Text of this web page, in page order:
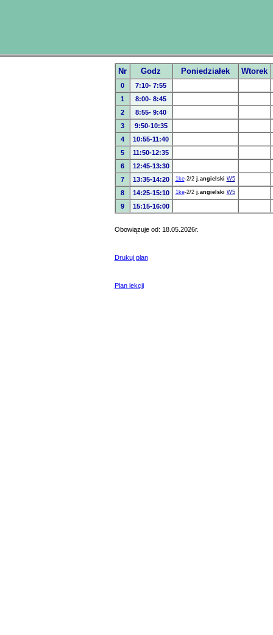
Nr Godz Poniedziałek Wtorek
0
7:10- 7:55
1
8:00- 8:45
2
8:55- 9:40
3
9:50-10:35
4
10:55-11:40
5
11:50-12:35
6
12:45-13:30
7
13:35-14:20 1ke-2/2 j.angielski W5
8 14:25-15:10 1ke-2/2 j.angielski W5
9 15:15-16:00
Obowiązuje od: 18.05.2026r.
Drukuj plan
Plan lekcji